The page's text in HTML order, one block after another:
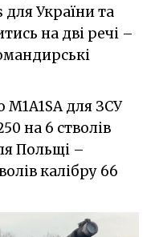
України та
на дві речі –
для ЗСУ
на 6 стволів
Польщі –
калібру 66